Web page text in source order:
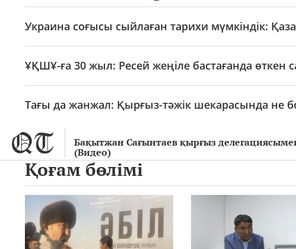
Бақытжан Сағынтаев қырғыз
(Видео)
Украина соғысы сыйлаған тарихи мүмкіндік:
ҰҚШҰ-ға 30 жыл: Ресей жеңіле бастағанда өткен
Тағы да жанжал: Қырғыз-тәжік шекарасында не
Қоғам бөлімі